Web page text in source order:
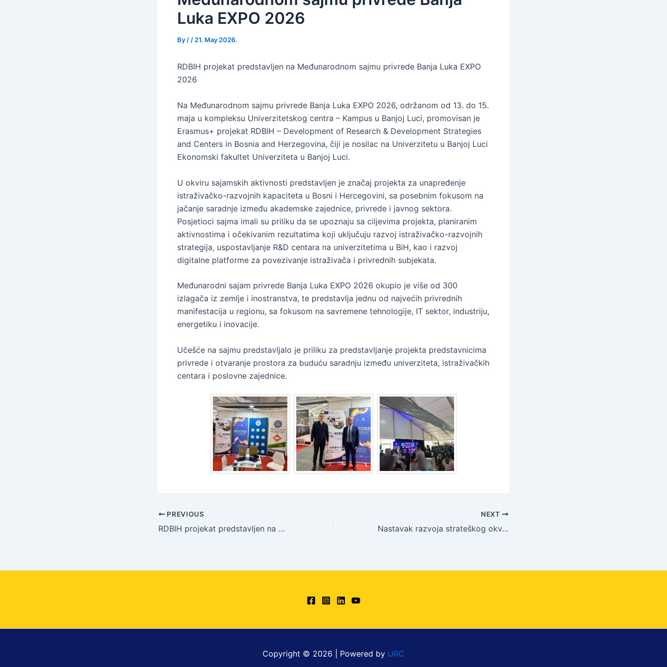
Luka EXPO 2026
By//21. May 2026.
RDBIH projekat predstavljen na Međunarodnom sajmu privrede Banja Luka EXPO
2026
Na Međunarodnom sajmu privrede Banja Luka EXPO 2026, održanom od 13. do 15.
maja u kompleksu Univerzitetskog centra – Kampus u Banjoj Luci, promovisan je
Erasmus+ projekat RDBIH – Development of Research & Development Strategies
and Centers in Bosnia and Herzegovina, čiji je nosilac na Univerzitetu u Banjoj Luci
Ekonomski fakultet Univerziteta u Banjoj Luci.
U okviru sajamskih aktivnosti predstavljen je značaj projekta za unapređenje
istraživačko-razvojnih kapaciteta u Bosni i Hercegovini, sa posebnim fokusom na
jačanje saradnje između akademske zajednice, privrede i javnog sektora.
Posjetioci sajma imali su priliku da se upoznaju sa ciljevima projekta, planiranim
aktivnostima i očekivanim rezultatima koji uključuju razvoj istraživačko-razvojnih
strategija, uspostavljanje R&D centara na univerzitetima u BiH, kao i razvoj
digitalne platforme za povezivanje istraživača i privrednih subjekata.
Međunarodni sajam privrede Banja Luka EXPO 2026 okupio je više od 300
izlagača iz zemlje i inostranstva, te predstavlja jednu od najvećih privrednih
manifestacija u regionu, sa fokusom na savremene tehnologije, IT sektor, industriju,
energetiku i inovacije.
Učešće na sajmu predstavljalo je priliku za predstavljanje projekta predstavnicima
privrede i otvaranje prostora za buduću saradnju između univerziteta, istraživačkih
centara i poslovne zajednice.
PREVIOUS
RDBIH projekat predstavljen na Univerzitetu u Istočnom Sarajevu
NEXT
Nastavak razvoja strateškog okvira za istraživanje i inovacije u BiH
Copyright © 2026 | Powered by URC